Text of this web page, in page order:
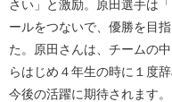
さい」と激励。原田選手は
ールをつないで、優勝を目
た。原田さんは、チームの
らはじめ４年生の時に１度
今後の活躍に期待されます。